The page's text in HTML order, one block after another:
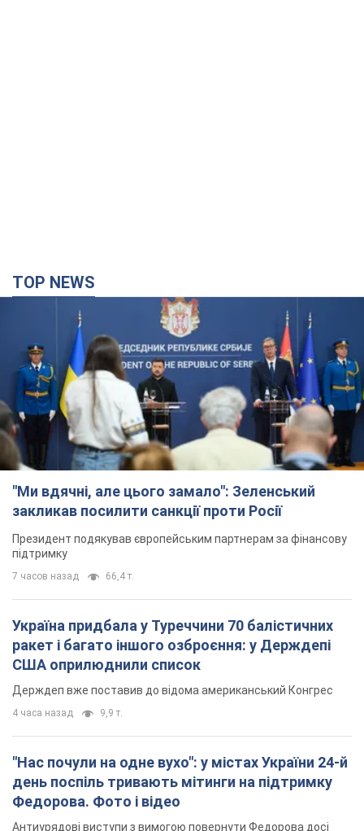
TOP NEWS
"Ми вдячні, але цього замало": Зеленський
закликав посилити санкції проти Росії
Президент подякував європейським партнерам за фінансову
підтримку
7 часов назад 66,4 т.
Україна придбала у Туреччини 70 балістичних
ракет і багато іншого озброєння: у Держдепі
США оприлюднили список
Держдеп вже поставив до відома американський Конгрес
4 часа назад 9,9 т.
"Нас почули на одне вухо": у містах України 24-й
день поспіль тривають мітинги на підтримку
Федорова. Фото і відео
Антиурядові виступи з вимогою повернути Федорова досі